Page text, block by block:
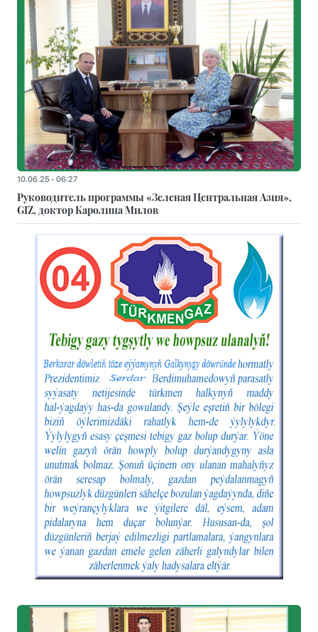
10.06.25 - 06:27
Руководитель программы «Зеленая Центральная Азия»,
GIZ, доктор Каролина Милов